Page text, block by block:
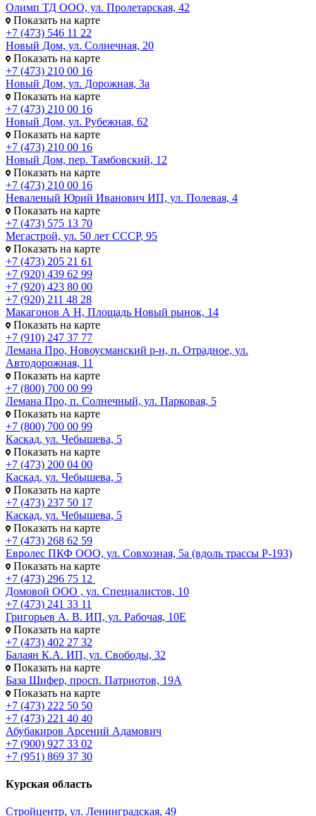
Олимп ТД ООО, ул. Пролетарская, 42
Показать на карте
+7 (473) 546 11 22
Новый Дом, ул. Солнечная, 20
Показать на карте
+7 (473) 210 00 16
Новый Дом, ул. Дорожная, 3а
Показать на карте
+7 (473) 210 00 16
Новый Дом, ул. Рубежная, 62
Показать на карте
+7 (473) 210 00 16
Новый Дом, пер. Тамбовский, 12
Показать на карте
+7 (473) 210 00 16
Неваленый Юрий Иванович ИП, ул. Полевая, 4
Показать на карте
+7 (473) 575 13 70
Мегастрой, ул. 50 лет СССР, 95
Показать на карте
+7 (473) 205 21 61
+7 (920) 439 62 99
+7 (920) 423 80 00
+7 (920) 211 48 28
Макагонов А Н, Площадь Новый рынок, 14
Показать на карте
+7 (910) 247 37 77
Лемана Про, Новоусманский р-н, п. Отрадное, ул.
Автодорожная, 11
Показать на карте
+7 (800) 700 00 99
Лемана Про, п. Солнечный, ул. Парковая, 5
Показать на карте
+7 (800) 700 00 99
Каскад, ул. Чебышева, 5
Показать на карте
+7 (473) 200 04 00
Каскад, ул. Чебышева, 5
Показать на карте
+7 (473) 237 50 17
Каскад, ул. Чебышева, 5
Показать на карте
+7 (473) 268 62 59
Евролес ПКФ ООО, ул. Совхозная, 5а (вдоль трассы Р-193)
Показать на карте
+7 (473) 296 75 12
Домовой ООО , ул. Специалистов, 10
+7 (473) 241 33 11
Григорьев А. В. ИП, ул. Рабочая, 10Е
Показать на карте
+7 (473) 402 27 32
Балаян К.А. ИП, ул. Свободы, 32
Показать на карте
База Шифер, просп. Патриотов, 19А
Показать на карте
+7 (473) 222 50 50
+7 (473) 221 40 40
Абубакиров Арсений Адамович
+7 (900) 927 33 02
+7 (951) 869 37 30
Курская область
Стройцентр, ул. Ленинградская, 49